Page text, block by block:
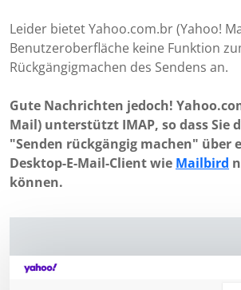
Leider bietet Yahoo.com.br (Yahoo!
Benutzeroberfläche keine Funktion
Rückgängigmachen des Sendens an.
Gute Nachrichten jedoch!
Mail) unterstützt IMAP, so dass Sie
"Senden rückgängig machen" über
Desktop-E-Mail-Client wie Mailbird
können.